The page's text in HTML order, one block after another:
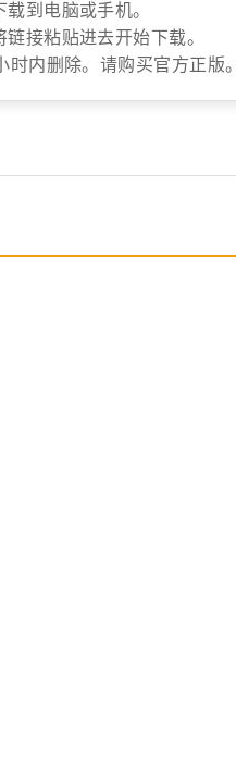
到电脑或手机。
接粘贴进去开始下载。
内删除。请购买官方正版。